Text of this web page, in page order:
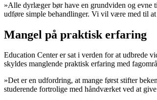
»Alle dyrlæger bør have en grundviden og evne
udføre simple behandlinger. Vi vil være med til
Mangel på praktisk erfaring
Education Center er sat i verden for at udbrede
skyldes manglende praktisk erfaring med
»Det er en udfordring, at mange først stifter
studerende fortrolige med håndværket ved at